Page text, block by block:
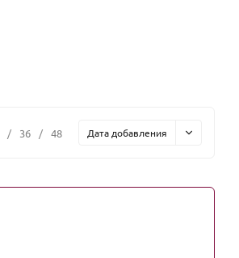
/ 36 / 48 Дата добавления